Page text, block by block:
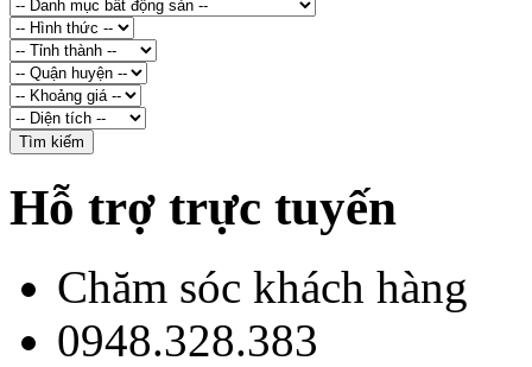
Hỗ trợ trực tuyến
Chăm sóc khách hàng
0948.328.383